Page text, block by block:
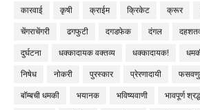
कारवाई
कृषी क्राईम क्रिकेट क्रूर
चेंगराचेंगरी
ढगफुटी दगडफेक दंगल
दुर्घटना
धक्कादायक वक्तव्य धक्कादायक!
निषेध
नोकरी पुरस्कार प्रेरणादायी
बॉम्बची धमकी
भयानक भविष्यवाणी भावपूर्ण